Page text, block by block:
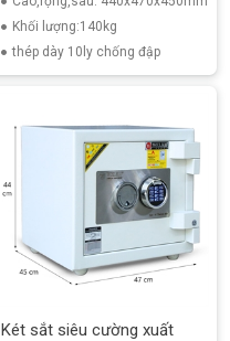
Khối lượng:140kg
thép dày 10ly chống đập
Két sắt siêu cường xuất